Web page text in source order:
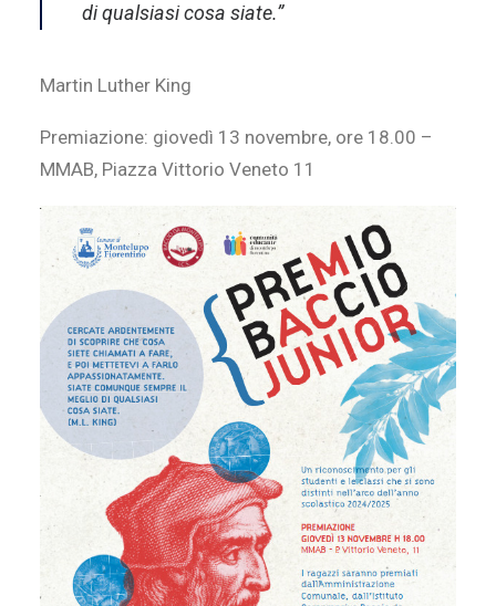
di qualsiasi cosa siate.”
Martin Luther King
Premiazione: giovedì 13 novembre, ore 18.00 –
MMAB, Piazza Vittorio Veneto 11